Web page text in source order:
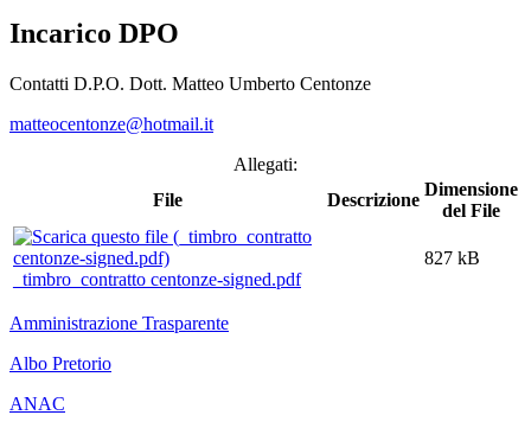
Incarico DPO
Contatti D.P.O. Dott. Matteo Umberto Centonze
matteocentonze@hotmail.it
Allegati:
File
Descrizione
Dimensione
del File
_timbro_contratto centonze-signed.pdf
827 kB
Amministrazione Trasparente
Albo Pretorio
ANAC